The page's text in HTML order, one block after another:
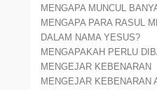
MENGAPA MUNCUL
MENGAPA PARA RASUL
DALAM NAMA YESUS?
MENGAPAKAH PERLU
MENGEJAR KEBENARAN
MENGEJAR KEBENARAN